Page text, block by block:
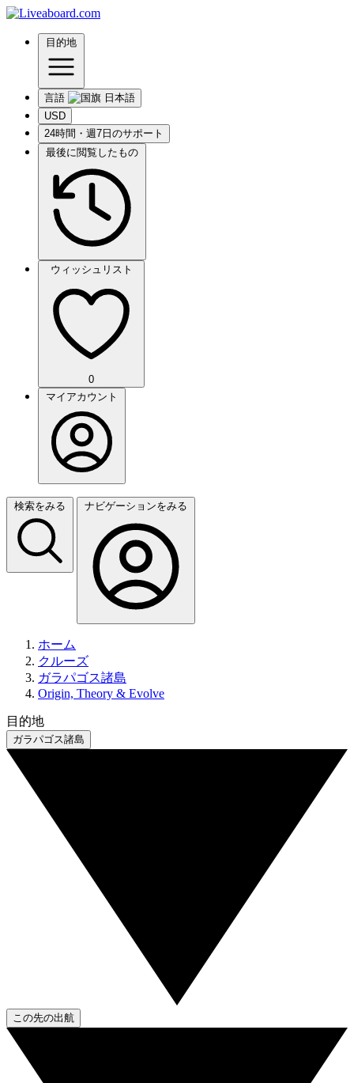
目的地
言語
USD
24時間・週7日のサポート
最後に閲覧したもの
ウィッシュリスト
0
マイアカウント
検索をみる ナビゲーションをみる
ホーム
クルーズ
ガラパゴス諸島
Origin, Theory & Evolve
目的地
ガラパゴス諸島
この先の出航